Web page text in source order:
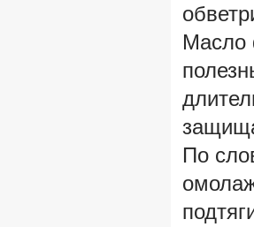
Масло
По